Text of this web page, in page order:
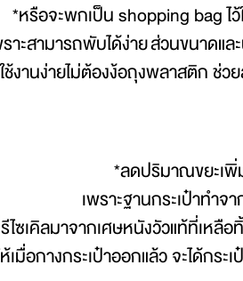
*หรือจะพกเป็น shopping bag ไ
าะสามารถพับได้ง่าย ส่วนขนาดแ
ใช้งานง่ายไม่ต้องง้อถุงพลาสติก ช่ว
*ลดปริมาณขยะเ
เพราะฐานกระเป๋าทำจ
ไซเคิลมาจากเศษหนังวัวแท้ที่เห
เมื่อกางกระเป๋าออกแล้ว จะได้กระ